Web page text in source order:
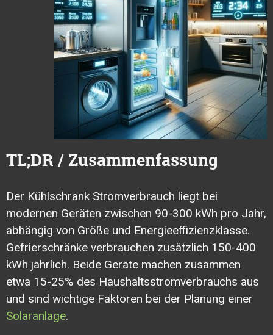
TL;DR / Zusammenfassung
Der Kühlschrank Stromverbrauch liegt bei
modernen Geräten zwischen 90-300 kWh pro Jahr,
abhängig von Größe und Energieeffizienzklasse.
Gefrierschränke verbrauchen zusätzlich 150-400
kWh jährlich. Beide Geräte machen zusammen
etwa 15-25% des Haushaltsstromverbrauchs aus
und sind wichtige Faktoren bei der Planung einer
Solaranlage.